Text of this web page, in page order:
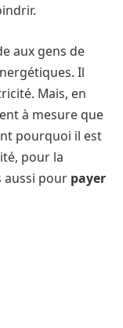
aux gens de
Il
Mais, en
à mesure que
pourquoi il est
pour la
aussi pour payer